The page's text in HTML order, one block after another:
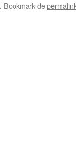
. Bookmark de